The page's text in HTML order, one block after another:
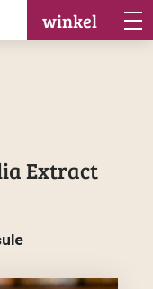
winkel
Extract